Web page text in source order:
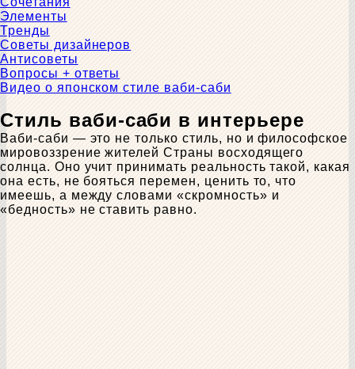
Элементы
Тренды
Советы дизайнеров
Антисоветы
Вопросы + ответы
Видео о японском стиле ваби-саби
Стиль ваби-саби в интерьере
Ваби-саби — это не только стиль, но и философское
мировоззрение жителей Страны восходящего
солнца. Оно учит принимать реальность такой, какая
она есть, не бояться перемен, ценить то, что
имеешь, а между словами «скромность» и
«бедность» не ставить равно.